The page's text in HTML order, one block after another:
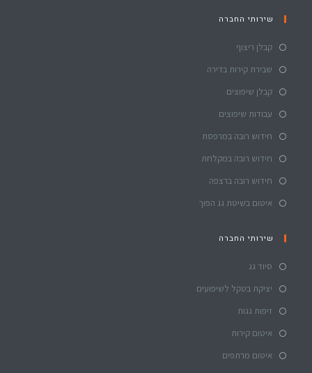
שירותי החברה
קבלן ריצוף
שבירת קירות בדירה
קבלן שיפוצים
עבודות שיפוצים
חידוש רובה במרפסת
חידוש רובה במקלחת
חידוש רובה ברצפה
איטום בשיטת גג הפוך
שירותי החברה
סיוד גג
יציקת בטקל לשיפועים
זיפות גגות
איטום קירות
איטום מרתפים